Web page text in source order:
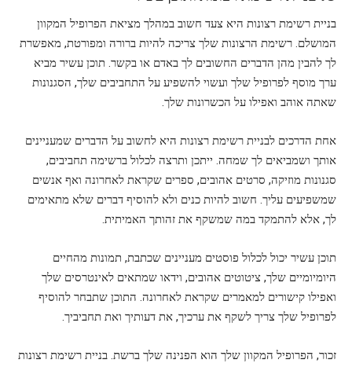
בניית רשימת רצונות היא צעד חשוב במהלך מציאת הפרופיל המקוון
המושלם. רשימת הרצונות שלך צריכה להיות ברורה ומפורטת, מאפשרת
לך להבין מהן הדברים החשובים לך באדם או בקשר. תוכן עשיר מביא
ערך מוסף לפרופיל שלך ועשוי להשפיע על התחביבים שלך, הסגנונות
שאתה אוהב ואפילו על הכשרונות שלך.
אחת הדרכים לבניית רשימת רצונות היא לחשוב על הדברים שמעניינים
אותך ושמביאים לך שמחה. ייתכן ותרצה לכלול ברשימה תחביבים,
סגנונות מוזיקה, סרטים אהובים, ספרים שקראת לאחרונה ואף אנשים
שמשפיעים עליך. חשוב להיות כנים ולא להוסיף דברים שלא מתאימים
לך, אלא להתמקד במה שמשקף את זהותך האמיתית.
תוכן עשיר יכול לכלול פוסטים מעניינים שכתבת, תמונות מהחיים
היומיומיים שלך, ציטוטים אהובים, וידאו שמתאים לאינטרסים שלך
ואפילו קישורים למאמרים שקראת לאחרונה. התוכן שתבחר להוסיף
לפרופיל שלך צריך לשקף את ערכיך, את דעותיך ואת תחביביך.
זכור, הפרופיל המקוון שלך הוא הפנינה שלך ברשת. בניית רשימת רצונות